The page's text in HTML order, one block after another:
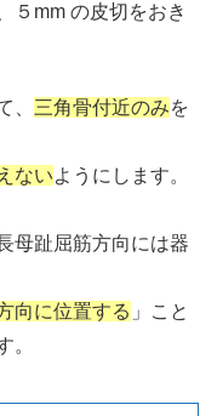
５mm の皮切をおき
、 三角骨付近のみを
ないようにします。
母趾屈筋方向には器
向に位置する 」こと
。